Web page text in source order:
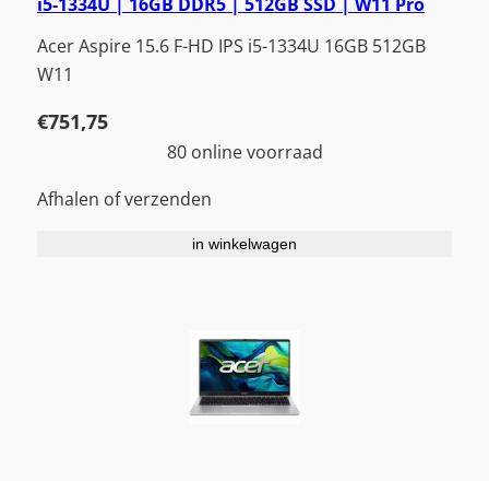
Acer Aspire 15.6 F-HD IPS i5-1334U 16GB 512GB
W11
€751,75
80 online voorraad
Afhalen of verzenden
in winkelwagen